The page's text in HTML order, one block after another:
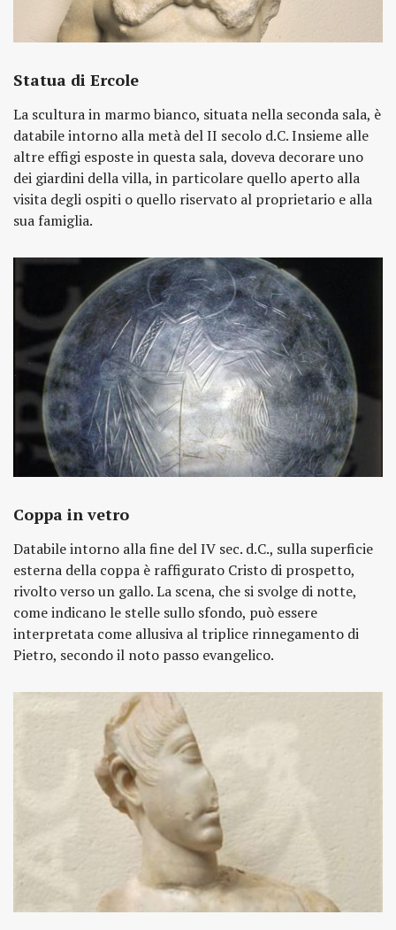
Statua di Ercole
La scultura in marmo bianco, situata nella seconda sala, è
databile intorno alla metà del II secolo d.C. Insieme alle
altre effigi esposte in questa sala, doveva decorare uno
dei giardini della villa, in particolare quello aperto alla
visita degli ospiti o quello riservato al proprietario e alla
sua famiglia.
Coppa in vetro
Databile intorno alla fine del IV sec. d.C., sulla superficie
esterna della coppa è raffigurato Cristo di prospetto,
rivolto verso un gallo. La scena, che si svolge di notte,
come indicano le stelle sullo sfondo, può essere
interpretata come allusiva al triplice rinnegamento di
Pietro, secondo il noto passo evangelico.